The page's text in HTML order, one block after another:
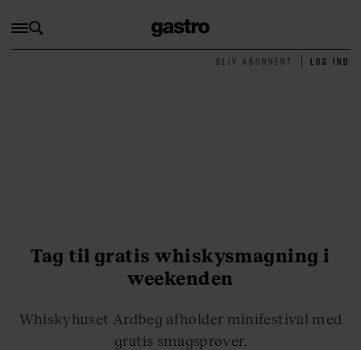
BLIV ABONNENT LOG IND
Tag til gratis whiskysmagning i
weekenden
Whiskyhuset Ardbeg afholder minifestival med
gratis smagsprøver.